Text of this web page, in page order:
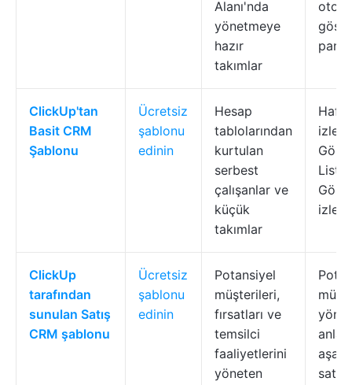
Alanı'nda
yönetmeye
hazır
takımlar
ClickUp'tan
Basit CRM
Şablonu
Ücretsiz
şablonu
edinin
Hesap
tablolarından
kurtulan
serbest
çalışanlar ve
küçük
takımlar
Hafif
Liste
ClickUp
tarafından
sunulan Satış
CRM şablonu
Ücretsiz
şablonu
edinin
Potansiyel
müşterileri,
fırsatları ve
temsilci
faaliyetlerini
yöneten